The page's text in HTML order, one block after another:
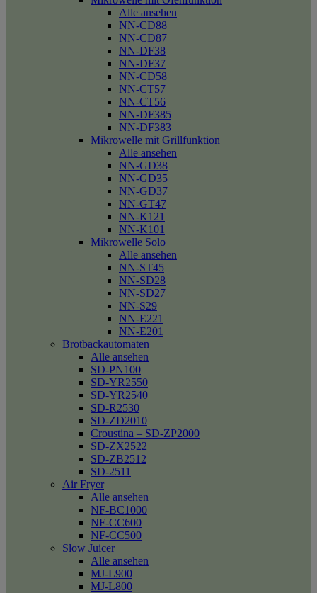
Alle ansehen
NN-CD88
NN-CD87
NN-DF38
NN-DF37
NN-CD58
NN-CT57
NN-CT56
NN-DF385
NN-DF383
Mikrowelle mit Grillfunktion
Alle ansehen
NN-GD38
NN-GD35
NN-GD37
NN-GT47
NN-K121
NN-K101
Mikrowelle Solo
Alle ansehen
NN-ST45
NN-SD28
NN-SD27
NN-S29
NN-E221
NN-E201
Brotbackautomaten
Alle ansehen
SD-PN100
SD-YR2550
SD-YR2540
SD-R2530
SD-ZD2010
Croustina – SD-ZP2000
SD-ZX2522
SD-ZB2512
SD-2511
Air Fryer
Alle ansehen
NF-BC1000
NF-CC600
NF-CC500
Slow Juicer
Alle ansehen
MJ-L900
MJ-L800